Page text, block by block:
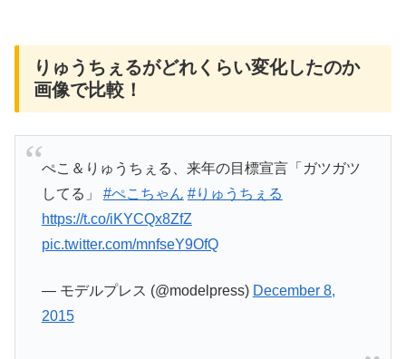
りゅうちぇるがどれくらい変化したのか
画像で比較！
ぺこ＆りゅうちぇる、来年の目標宣言「ガツガツ
してる」 #ぺこちゃん #りゅうちぇる
https://t.co/iKYCQx8ZfZ
pic.twitter.com/mnfseY9OfQ
— モデルプレス (@modelpress) December 8,
2015